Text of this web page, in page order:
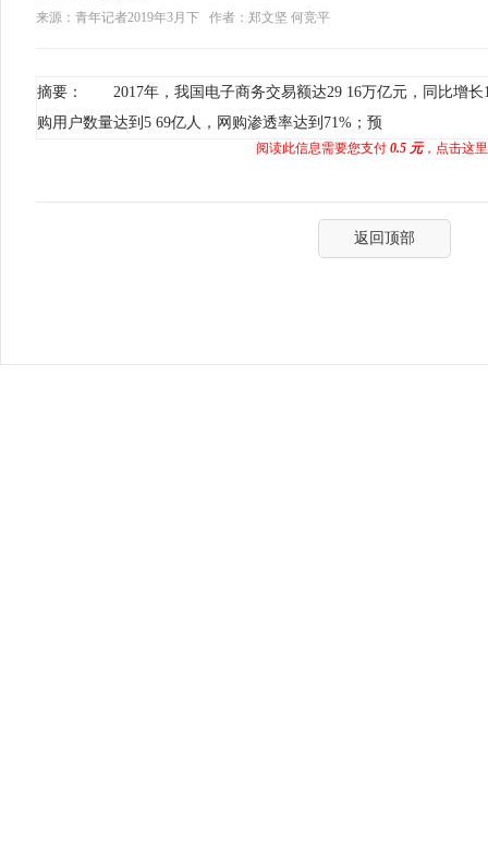
来源：青年记者2019年3月下
作者：郑文坚 何竞平
摘要： 2017年，我国电子商务交易额达29 16万亿元，同比增长
购用户数量达到5 69亿人，网购渗透率达到71%；预
阅读此信息需要您支付 0.5 元，点击这
返回顶部